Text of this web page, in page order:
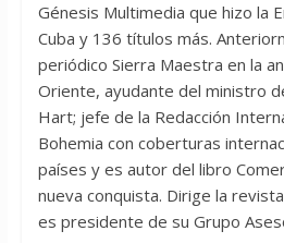
Génesis Multimedia que hizo la
Cuba y 136 títulos más.
periódico Sierra Maestra en la
Oriente, ayudante del ministro
Hart; jefe de la Redacción
Bohemia con coberturas
países y es autor del libro
nueva conquista. Dirige la
es presidente de su Grupo